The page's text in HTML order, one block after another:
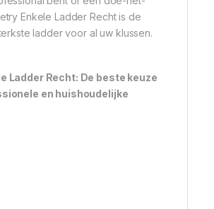
Enkele Ladder Recht is de
ladder voor al uw klussen.
Ladder Recht: De beste keuze
en huishoudelijke